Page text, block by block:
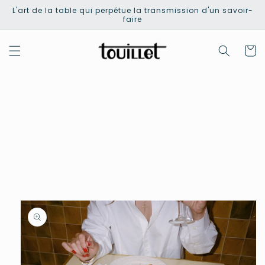
passer
contenu
L'art de la table qui perpétue la transmission d'un savoir-
faire
Panier